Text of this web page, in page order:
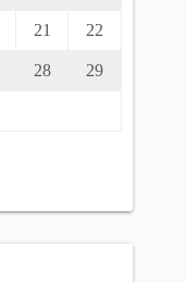
21 22
28 29